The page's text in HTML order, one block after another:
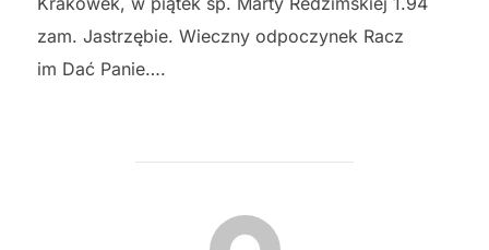
zam. Jastrzębie. Wieczny odpoczynek Racz
im Dać Panie….
POST AUTHOR